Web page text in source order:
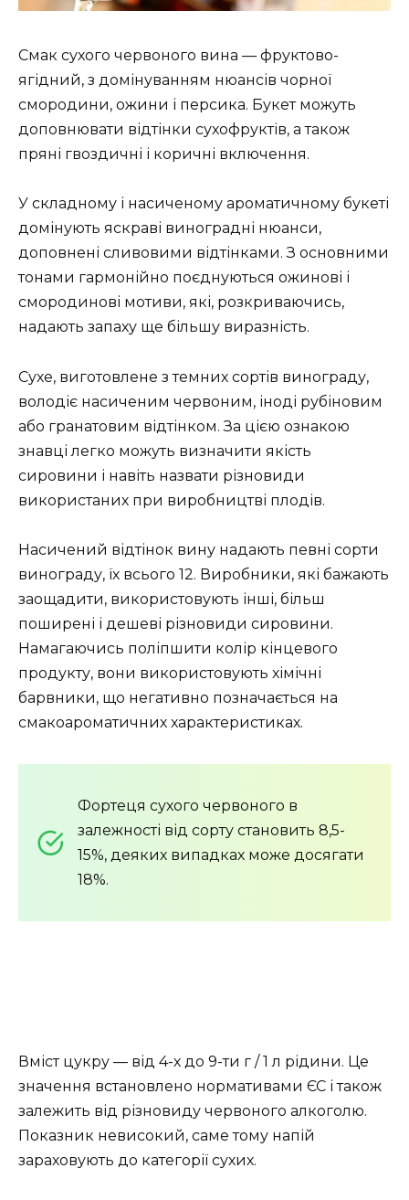
Смак сухого червоного вина — фруктово-
ягідний, з домінуванням нюансів чорної
смородини, ожини і персика. Букет можуть
доповнювати відтінки сухофруктів, а також
пряні гвоздичні і коричні включення.
У складному і насиченому ароматичному букеті
домінують яскраві виноградні нюанси,
доповнені сливовими відтінками. З основними
тонами гармонійно поєднуються ожинові і
смородинові мотиви, які, розкриваючись,
надають запаху ще більшу виразність.
Сухе, виготовлене з темних сортів винограду,
володіє насиченим червоним, іноді рубіновим
або гранатовим відтінком. За цією ознакою
знавці легко можуть визначити якість
сировини і навіть назвати різновиди
використаних при виробництві плодів.
Насичений відтінок вину надають певні сорти
винограду, їх всього 12. Виробники, які бажають
заощадити, використовують інші, більш
поширені і дешеві різновиди сировини.
Намагаючись поліпшити колір кінцевого
продукту, вони використовують хімічні
барвники, що негативно позначається на
смакоароматичних характеристиках.
Фортеця сухого червоного в
залежності від сорту становить 8,5-
15%, деяких випадках може досягати
18%.
Вміст цукру — від 4-х до 9-ти г / 1 л рідини. Це
значення встановлено нормативами ЄС і також
залежить від різновиду червоного алкоголю.
Показник невисокий, саме тому напій
зараховують до категорії сухих.